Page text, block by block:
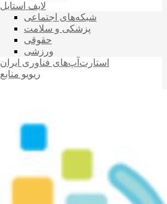
لایف استایل
شبکه‌های اجتماعی
پزشکی و سلامت
حقوقی
ورزشی
استارت‌آپ‌های فناوری ایران
ریویو منابع